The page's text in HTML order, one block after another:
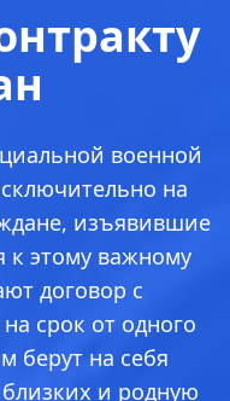
военной
на
изъявившие
к этому важному
договор с
срок от одного
берут на себя
и родную